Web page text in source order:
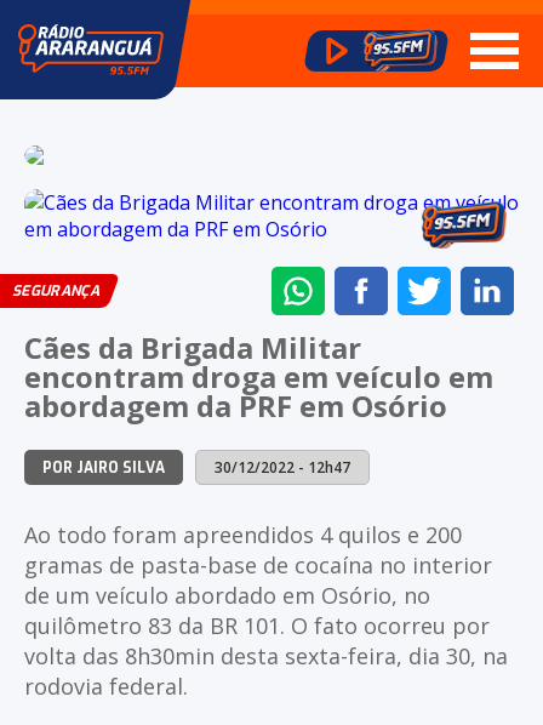
SEGURANÇA
ENVIAR
NO
WHATSAPP
COMPARTILHAR
NO
NO
Cães da Brigada Militar
encontram droga em veículo em
abordagem da PRF em Osório
POR JAIRO SILVA 30/12/2022 - 12h47
Ao todo foram apreendidos 4 quilos e 200
gramas de pasta-base de cocaína no interior
de um veículo abordado em Osório, no
quilômetro 83 da BR 101. O fato ocorreu por
volta das 8h30min desta sexta-feira, dia 30, na
rodovia federal.